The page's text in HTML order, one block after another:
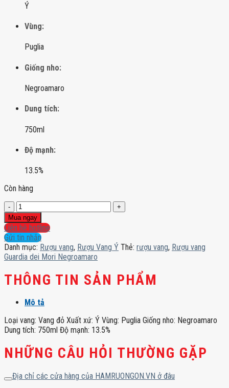
Ý
Vùng:
Puglia
Giống nho:
Negroamaro
Dung tích:
750ml
Độ mạnh:
13.5%
Còn hàng
Rượu
vang
Guardia
dei
Mori
Negroamaro
số
lượng
Mua ngay
Liên hệ hotline
Gửi tin nhắn
Danh mục: Rượu vang, Rượu Vang Ý Thẻ: rượu vang, Rượu vang
Guardia dei Mori Negroamaro
THÔNG TIN SẢN PHẨM
Mô tả
Loại vang: Vang đỏ Xuất xứ: Ý Vùng: Puglia Giống nho: Negroamaro
Dung tích: 750ml Độ mạnh: 13.5%
NHỮNG CÂU HỎI THƯỜNG GẶP
Địa chỉ các cửa hàng của HAMRUONGON.VN ở đâu